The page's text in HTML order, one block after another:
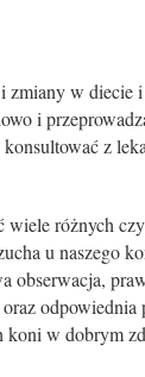
zmiany w diecie
i
konsultowaćz
wiele różnych
u naszego
obserwacja,
koni w dobrym